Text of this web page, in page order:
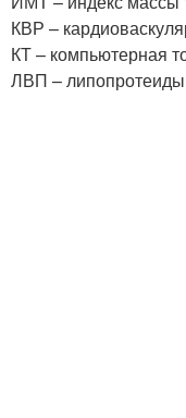
КВР –
КТ – компьютерная
ЛВП – липопротеиды